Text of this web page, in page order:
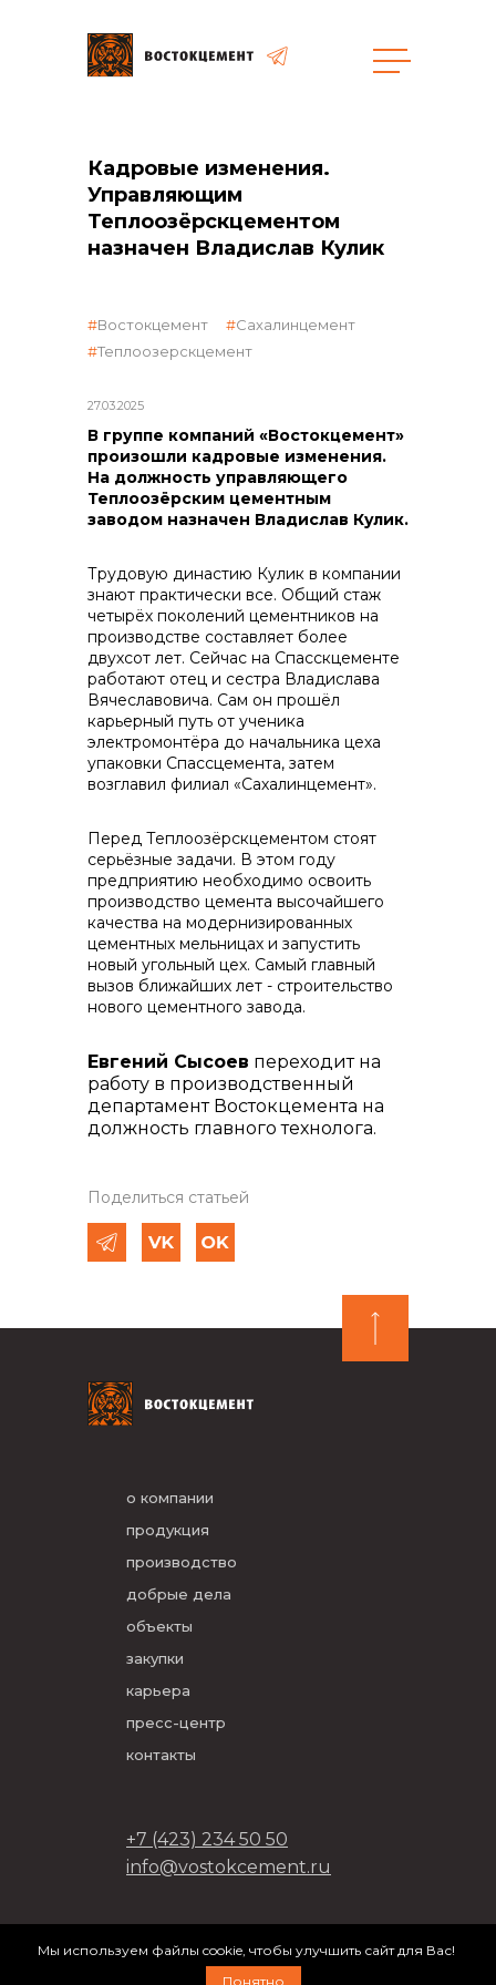
Объекты
общая информация
объявленные закупки
реализация неликвидов
контакты отдела закупок
Контакты
+7 (423) 234 50 50
info@vostokcement.ru
Кадровые изменения.
Управляющим
Теплоозёрскцементом
назначен Владислав Кулик
27.03.2025
Востокцемент
Сахалинцемент
Теплоозерскцемент
В группе компаний «Востокцемент»
произошли кадровые изменения.
На должность управляющего
Теплоозёрским цементным
заводом назначен Владислав Кулик.
Трудовую династию Кулик в компании
знают практически все. Общий стаж
четырёх поколений цементников на
производстве составляет более
двухсот лет. Сейчас на Спасскцементе
работают отец и сестра Владислава
Вячеславовича. Сам он прошёл
карьерный путь от ученика
электромонтёра до начальника цеха
упаковки Спассцемента, затем
возглавил филиал «Сахалинцемент».
Перед Теплоозёрскцементом стоят
серьёзные задачи. В этом году
предприятию необходимо освоить
производство цемента высочайшего
качества на модернизированных
цементных мельницах и запустить
новый угольный цех. Самый главный
вызов ближайших лет - строительство
нового цементного завода.
Евгений Сысоев переходит на
работу в производственный
департамент Востокцемента на
должность главного технолога.
Поделиться статьей
о компании
продукция
производство
добрые дела
объекты
закупки
карьера
пресс-центр
контакты
+7 (423) 234 50 50
info@vostokcement.ru
разработано вDVIGA
Мы используем файлы cookie, чтобы улучшить сайт для Вас!
Понятно